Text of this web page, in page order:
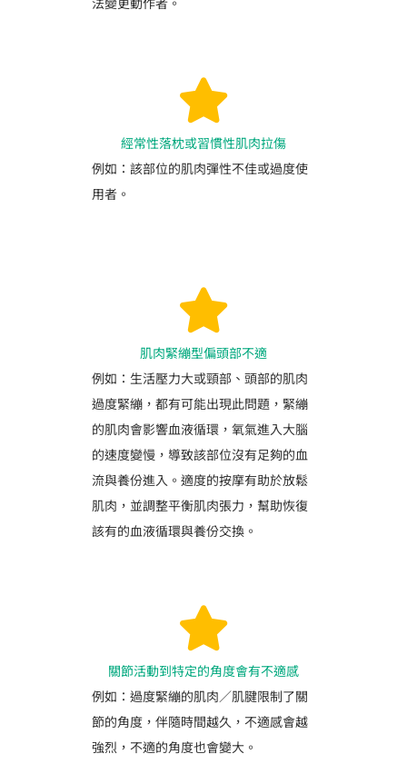
經常性落枕或習慣性肌肉拉傷
例如：該部位的肌肉彈性不佳或過度使
用者。
肌肉緊繃型偏頭部不適
例如：生活壓力大或頸部、頭部的肌肉
過度緊繃，都有可能出現此問題，緊繃
的肌肉會影響血液循環，氧氣進入大腦
的速度變慢，導致該部位沒有足夠的血
流與養份進入。適度的按摩有助於放鬆
肌肉，並調整平衡肌肉張力，幫助恢復
該有的血液循環與養份交換。
關節活動到特定的角度會有不適感
例如：過度緊繃的肌肉／肌腱限制了關
節的角度，伴隨時間越久，不適感會越
強烈，不適的角度也會變大。